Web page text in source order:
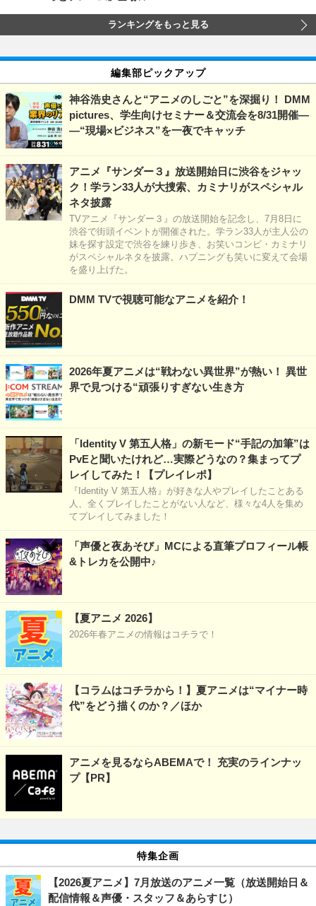
ランキングをもっと見る
編集部ピックアップ
神谷浩史さんと“アニメのしごと”を深掘り！ DMM
pictures、学生向けセミナー＆交流会を8/31開催―
―“現場×ビジネス”を一夜でキャッチ
アニメ『サンダー３』放送開始日に渋谷をジャッ
ク！学ラン33人が大捜索、カミナリがスペシャル
ネタ披露
TVアニメ『サンダー３』の放送開始を記念し、7月8日に
渋谷で街頭イベントが開催された。学ラン33人が主人公の
妹を探す設定で渋谷を練り歩き、お笑いコンビ・カミナリ
がスペシャルネタを披露。ハプニングも笑いに変えて会場
を盛り上げた。
DMM TVで視聴可能なアニメを紹介！
2026年夏アニメは“戦わない異世界”が熱い！ 異世
界で見つける“頑張りすぎない生き方
「Identity V 第五人格」の新モード“手記の加筆”は
PvEと聞いたけれど…実際どうなの？集まってプ
レイしてみた！【プレイレポ】
『Identity V 第五人格』が好きな人やプレイしたことある
人、全くプレイしたことがない人など、様々な4人を集め
てプレイしてみました！
「声優と夜あそび」MCによる直筆プロフィール帳
&トレカを公開中♪
【夏アニメ 2026】
2026年春アニメの情報はコチラで！
【コラムはコチラから！】夏アニメは“マイナー時
代”をどう描くのか？／ほか
アニメを見るならABEMAで！ 充実のラインナッ
プ【PR】
特集企画
【2026夏アニメ】7月放送のアニメ一覧（放送開始日＆
配信情報＆声優・スタッフ＆あらすじ）